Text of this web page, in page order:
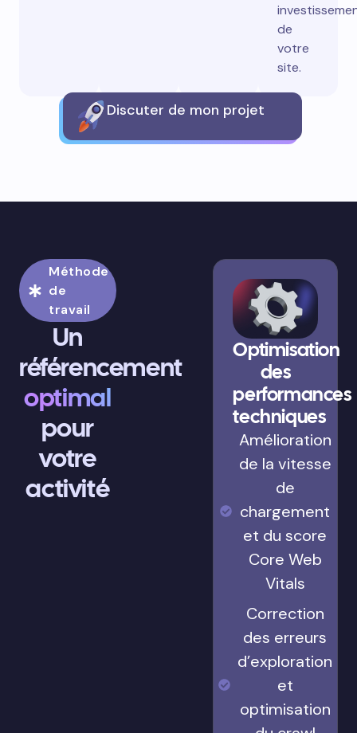
de
votre
site.
Discuter de mon projet
Méthode
de
travail
Un
référencement
optimal
pour
votre
activité
Optimisation
des
performances
techniques
Amélioration
de la vitesse
de
chargement
et du score
Core Web
Vitals
Correction
des erreurs
d’exploration
et
optimisation